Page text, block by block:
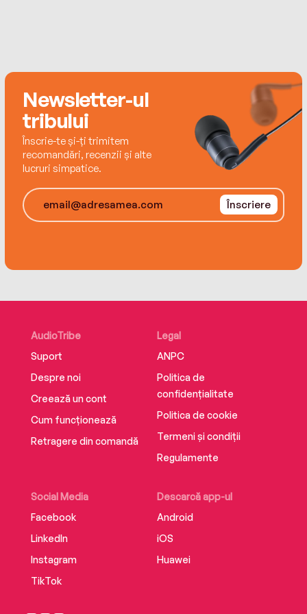
Newsletter-ul
tribului
Înscrie-te și-ți trimitem
recomandări, recenzii și alte
lucruri simpatice.
Înscriere
AudioTribe
Suport
Despre noi
Creează un cont
Cum funcționează
Retragere din comandă
Social Media
Facebook
LinkedIn
Instagram
TikTok
Descarcă app-ul
Android
iOS
Huawei
Legal
ANPC
Politica de
confidențialitate
Politica de cookie
Termeni și condiții
Regulamente